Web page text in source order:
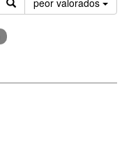
peor valorados